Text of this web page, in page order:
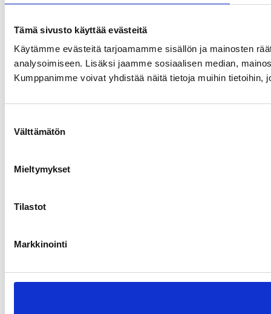
Tämä sivusto käyttää evästeitä
Käytämme evästeitä tarjoamamme sisällön ja mainosten
analysoimiseen. Lisäksi jaamme sosiaalisen median,
Kumppanimme voivat yhdistää näitä tietoja muihin tietoihin,
valinta
Välttämätön
Mieltymykset
Tilastot
Markkinointi